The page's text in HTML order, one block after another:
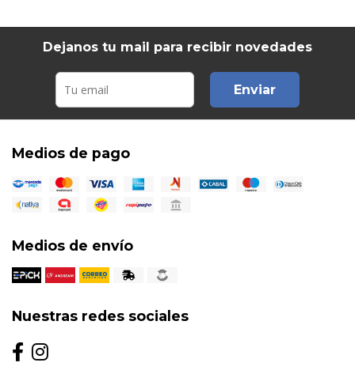
Dejanos tu mail para recibir novedades
Enviar
Medios de pago
Medios de envío
Nuestras redes sociales